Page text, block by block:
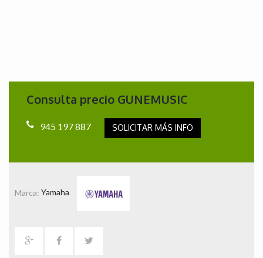
Consulta precio GUNEMUSIC
945 197 887 SOLICITAR MÁS INFO
Marca: Yamaha